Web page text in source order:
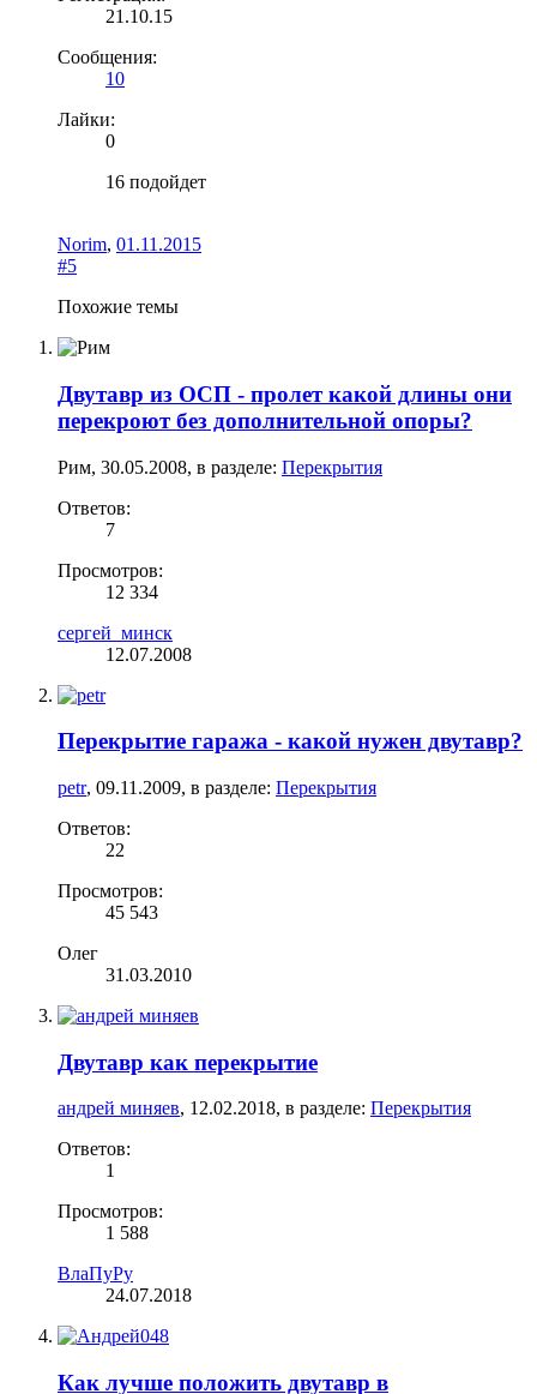
21.10.15
Сообщения:
10
Лайки:
0
16 подойдет
Norim, 01.11.2015
#5
Похожие темы
Двутавр из ОСП - пролет какой длины они
перекроют без дополнительной опоры?
Рим, 30.05.2008, в разделе: Перекрытия
Ответов:
7
Просмотров:
12 334
сергей_минск
12.07.2008
Перекрытие гаража - какой нужен двутавр?
petr, 09.11.2009, в разделе: Перекрытия
Ответов:
22
Просмотров:
45 543
Олег
31.03.2010
Двутавр как перекрытие
андрей миняев, 12.02.2018, в разделе: Перекрытия
Ответов:
1
Просмотров:
1 588
ВлаПуРу
24.07.2018
Как лучше положить двутавр в